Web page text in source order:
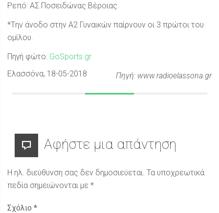
Ρεπό: ΑΣ Ποσειδώνας Βέροιας
*Tην άνοδο στην Α2 Γυναικών παίρνουν οι 3 πρώτοι του
ομίλου.
Πηγή φώτο: GoSports.gr
Πηγή: www.radioelassona.gr
Ελασσόνα, 18-05-2018
Αφήστε μια απάντηση
Η ηλ. διεύθυνση σας δεν δημοσιεύεται. Τα υποχρεωτικά
πεδία σημειώνονται με *
Σχόλιο *